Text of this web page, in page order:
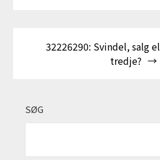
32226290: Svindel, salg
tredje?
SØG